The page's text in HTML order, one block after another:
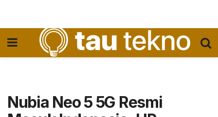
Nubia Neo 5 5G Resmi